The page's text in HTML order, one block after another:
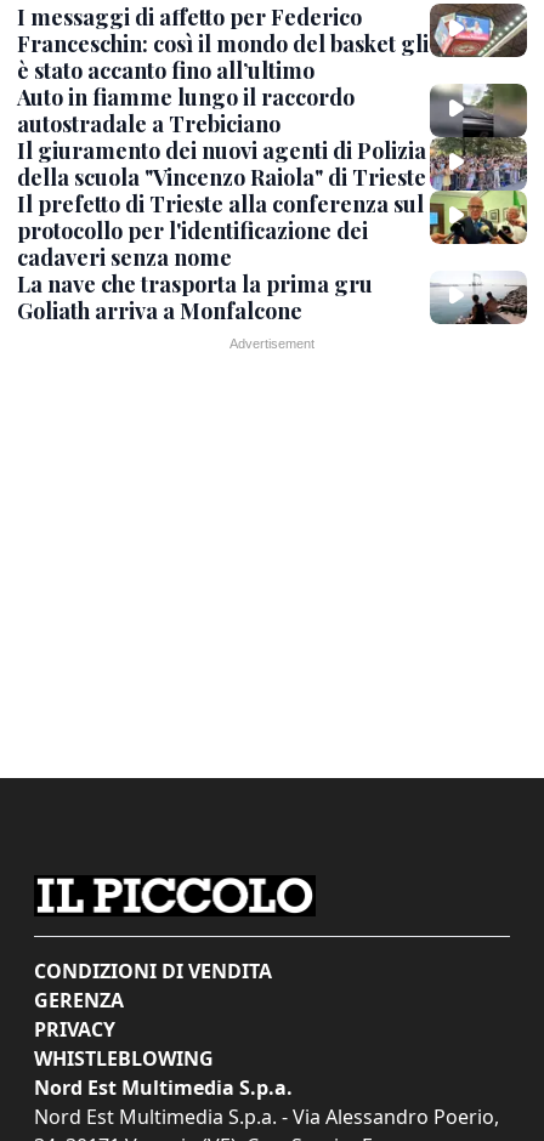
I messaggi di affetto per Federico
Franceschin: così il mondo del basket gli
è stato accanto fino all’ultimo
Auto in fiamme lungo il raccordo
autostradale a Trebiciano
Il giuramento dei nuovi agenti di Polizia
della scuola "Vincenzo Raiola" di Trieste
Il prefetto di Trieste alla conferenza sul
protocollo per l'identificazione dei
cadaveri senza nome
La nave che trasporta la prima gru
Goliath arriva a Monfalcone
CONDIZIONI DI VENDITA
GERENZA
PRIVACY
WHISTLEBLOWING
Nord Est Multimedia S.p.a.
Nord Est Multimedia S.p.a. - Via Alessandro Poerio,